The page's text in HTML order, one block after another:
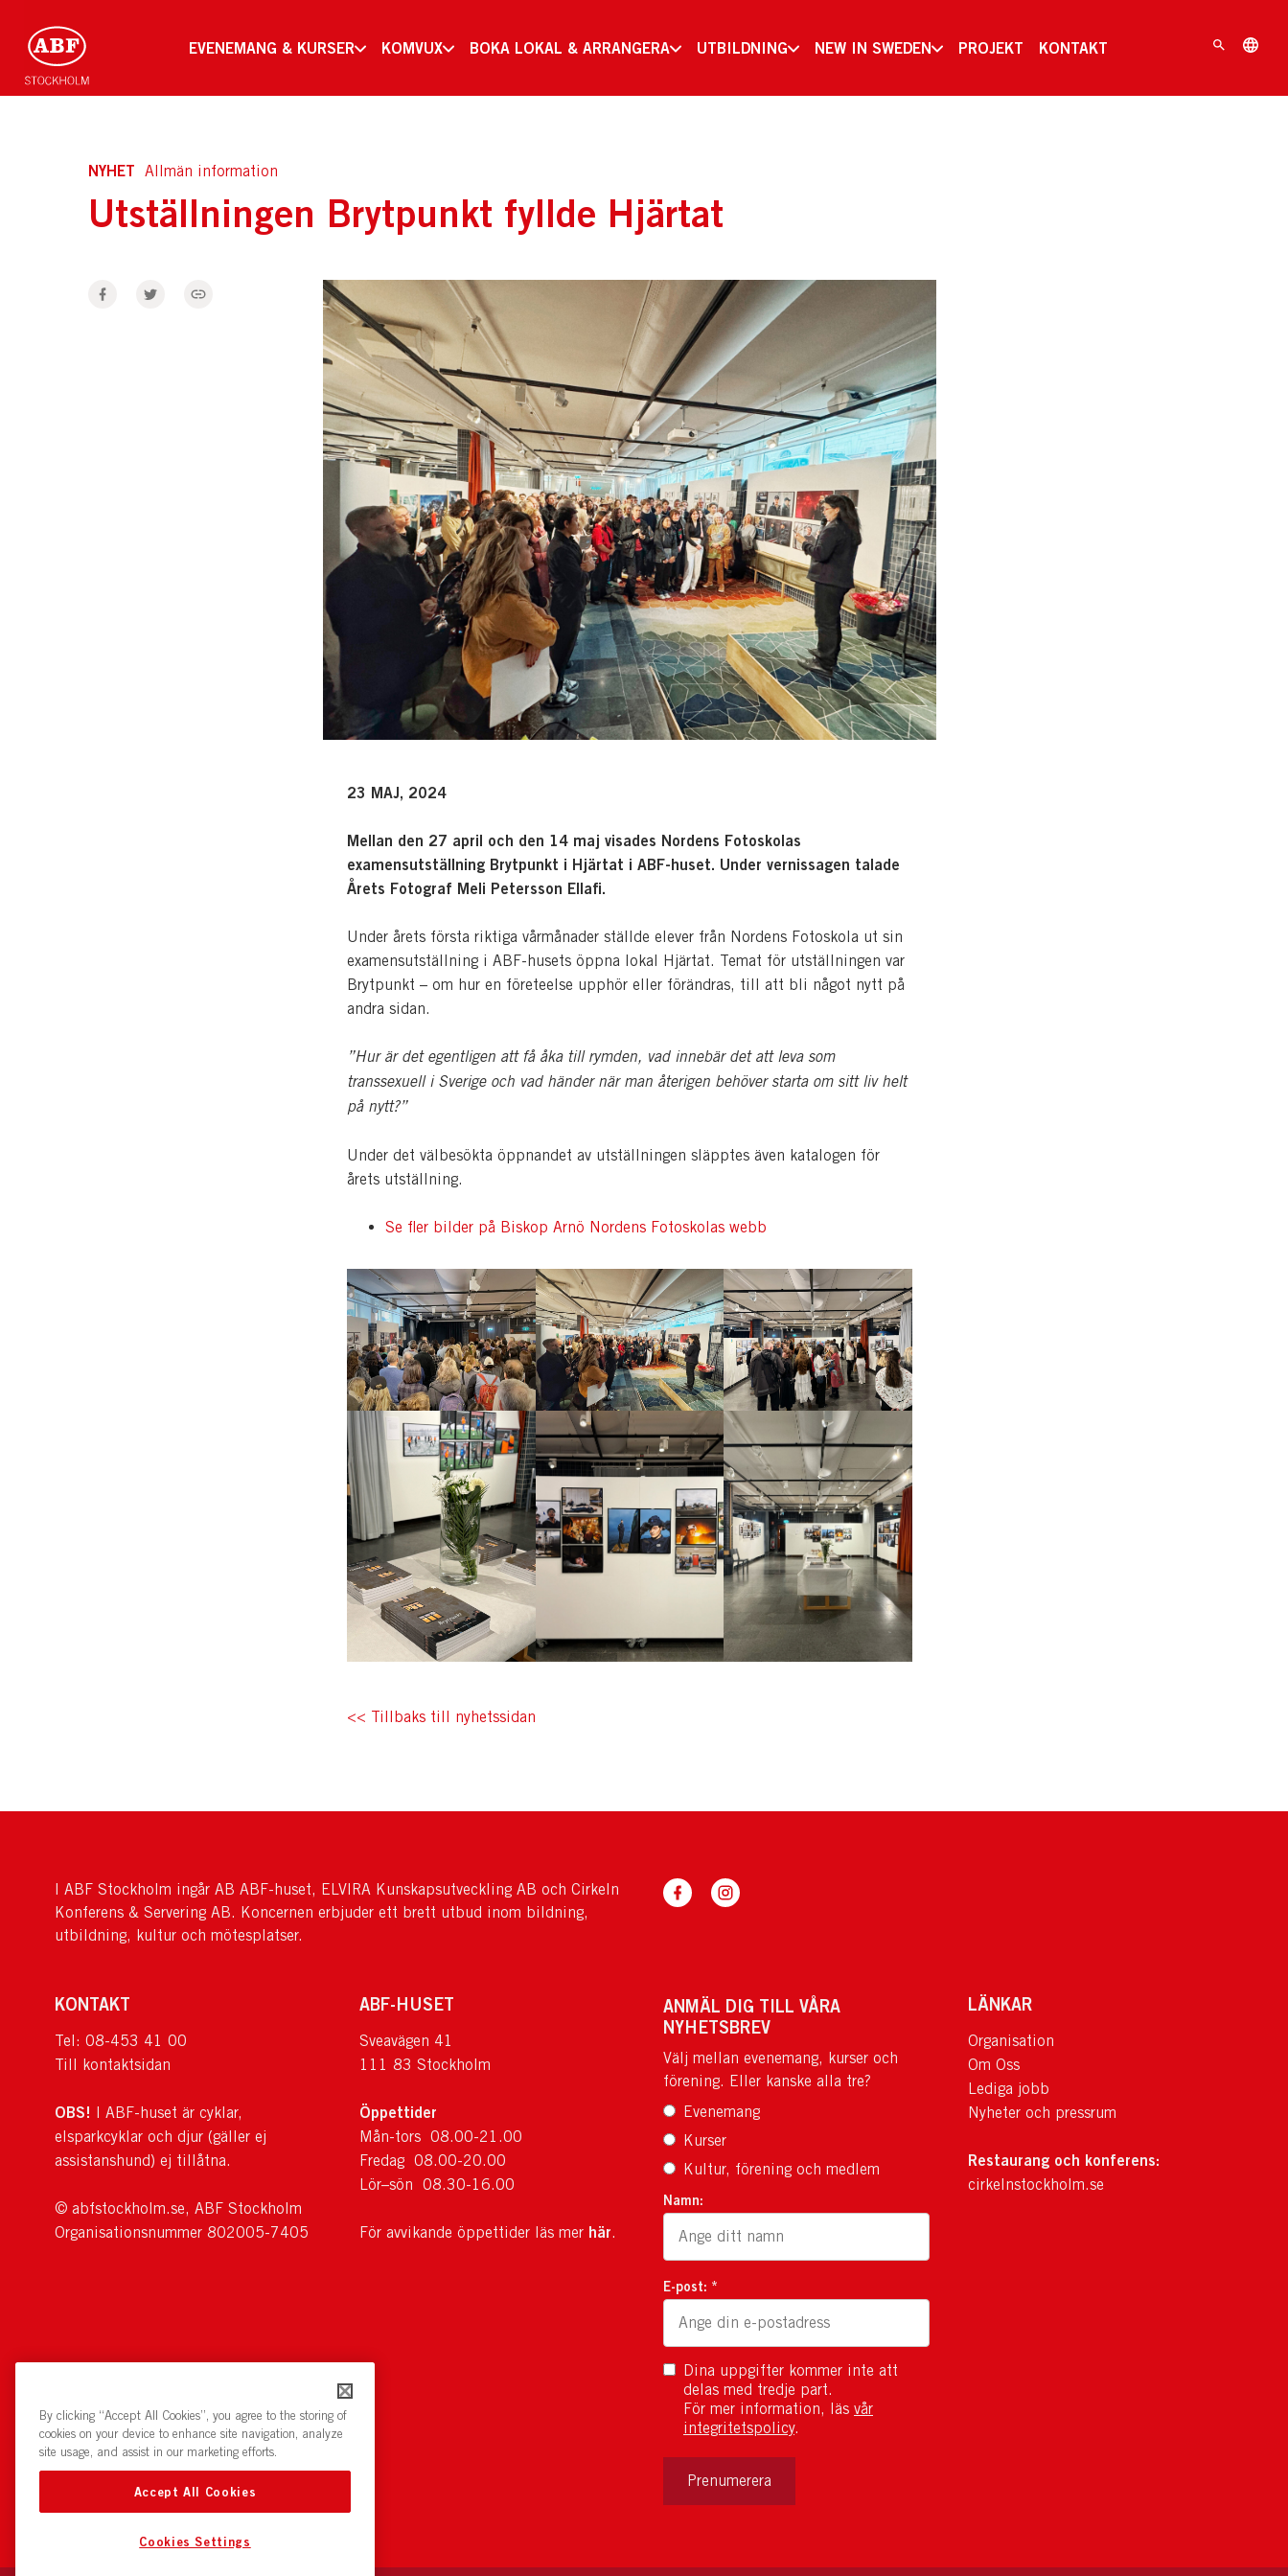
EVENEMANG & KURSER KOMVUX BOKA LOKAL & ARRANGERA UTBILDNING NEW IN SWEDEN PROJEKT KONTAKT
NYHET Allmän information
Utställningen Brytpunkt fyllde Hjärtat
23 MAJ, 2024
Mellan den 27 april och den 14 maj visades Nordens Fotoskolas
examensutställning Brytpunkt i Hjärtat i ABF-huset. Under vernissagen talade
Årets Fotograf Meli Petersson Ellafi.
Under årets första riktiga vårmånader ställde elever från Nordens Fotoskola ut sin
examensutställning i ABF-husets öppna lokal Hjärtat. Temat för utställningen var
Brytpunkt – om hur en företeelse upphör eller förändras, till att bli något nytt på
andra sidan.
”Hur är det egentligen att få åka till rymden, vad innebär det att leva som
transsexuell i Sverige och vad händer när man återigen behöver starta om sitt liv helt
på nytt?”
Under det välbesökta öppnandet av utställningen släpptes även katalogen för
årets utställning.
Se fler bilder på Biskop Arnö Nordens Fotoskolas webb
<< Tillbaks till nyhetssidan
I ABF Stockholm ingår AB ABF-huset, ELVIRA Kunskapsutveckling AB och Cirkeln
Konferens & Servering AB. Koncernen erbjuder ett brett utbud inom bildning,
utbildning, kultur och mötesplatser.
KONTAKT
Tel: 08-453 41 00
Till kontaktsidan
OBS! I ABF-huset är cyklar,
elsparkcyklar och djur (gäller ej
assistanshund) ej tillåtna.
© abfstockholm.se, ABF Stockholm
Organisationsnummer 802005-7405
ABF-HUSET
Sveavägen 41
111 83 Stockholm
Öppettider
Mån-tors 08.00-21.00
Fredag 08.00-20.00
Lör–sön 08.30-16.00
För avvikande öppettider läs mer här.
ANMÄL DIG TILL VÅRA
NYHETSBREV
Välj mellan evenemang, kurser och
förening. Eller kanske alla tre?
Evenemang
Kurser
Kultur, förening och medlem
Namn:
E-post: *
Dina uppgifter kommer inte att
delas med tredje part.
För mer information, läs vår
integritetspolicy.
Prenumerera
LÄNKAR
Organisation
Om Oss
Lediga jobb
Nyheter och pressrum
Restaurang och konferens:
cirkelnstockholm.se
By clicking “Accept All Cookies”, you agree to the storing of
cookies on your device to enhance site navigation, analyze
site usage, and assist in our marketing efforts.
Accept All Cookies
Cookies Settings